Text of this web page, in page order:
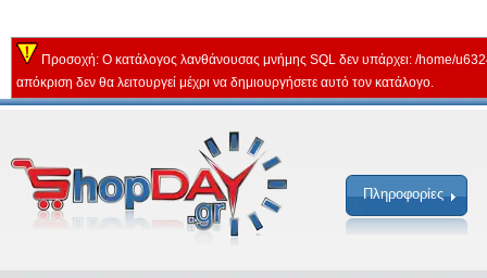
Προσοχή: Ο κατάλογος λανθάνουσας μνήμης SQL δεν υπάρχει: /home/
απόκριση δεν θα λειτουργεί μέχρι να δημιουργήσετε αυτό τον κατάλογο.
Πληροφορίες